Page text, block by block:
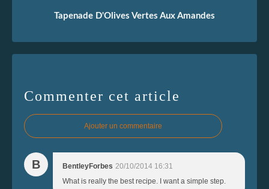
Tapenade D'Olives Vertes Aux Amandes
Commenter cet article
Ajouter un commentaire
B BentleyForbes 20/10/2014 16:31
What is really the best recipe. I want a simple step.